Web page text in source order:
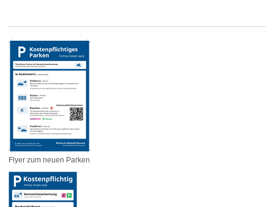
Flyer zum neuen Parken